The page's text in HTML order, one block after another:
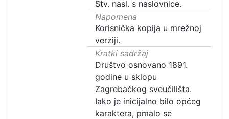
Stv. nasl. s naslovnice.
Napomena
Korisnička kopija u mrežnoj
verziji.
Kratki sadržaj
Društvo osnovano 1891.
godine u sklopu
Zagrebačkog sveučilišta.
Iako je inicijalno bilo općeg
karaktera, pmalo se